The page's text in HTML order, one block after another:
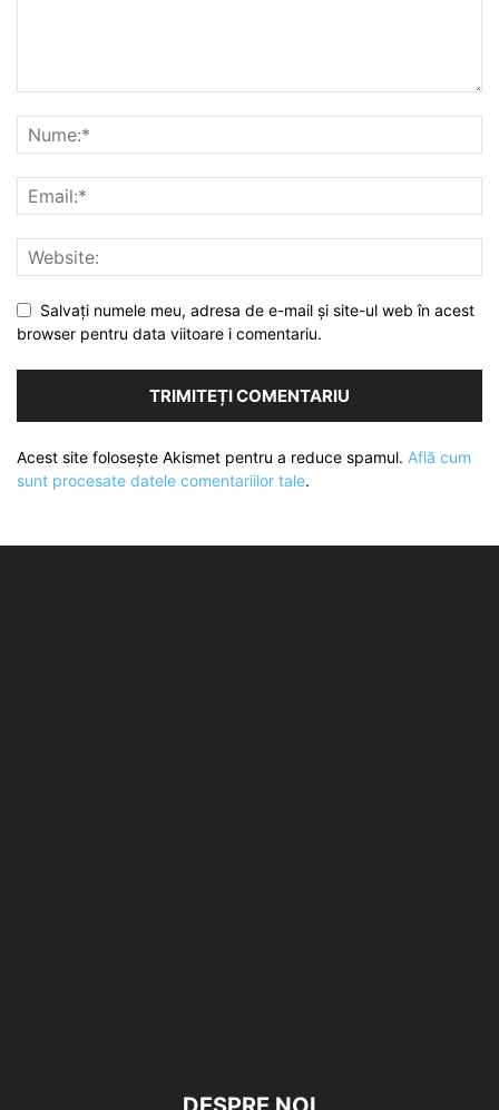
Salvați numele meu, adresa de e-mail și site-ul web în acest
browser pentru data viitoare i comentariu.
Acest site folosește Akismet pentru a reduce spamul. Află cum
sunt procesate datele comentariilor tale.